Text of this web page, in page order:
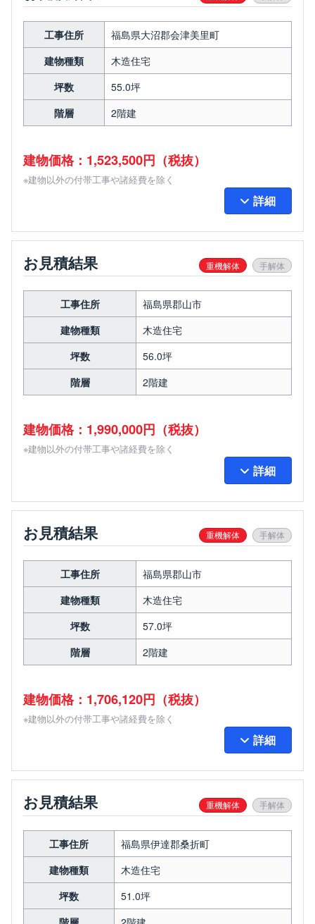
工事住所
福島県大沼郡会津美里町
建物種類
木造住宅
坪数
55.0坪
階層
2階建
建物価格：1,523,500円（税抜）
※建物以外の付帯工事や諸経費を除く
詳細
お見積結果 重機解体 手解体
工事住所
福島県郡山市
建物種類
木造住宅
坪数
56.0坪
階層
2階建
建物価格：1,990,000円（税抜）
※建物以外の付帯工事や諸経費を除く
詳細
お見積結果 重機解体 手解体
工事住所
福島県郡山市
建物種類
木造住宅
坪数
57.0坪
階層
2階建
建物価格：1,706,120円（税抜）
※建物以外の付帯工事や諸経費を除く
詳細
お見積結果 重機解体 手解体
工事住所
福島県伊達郡桑折町
建物種類
木造住宅
坪数
51.0坪